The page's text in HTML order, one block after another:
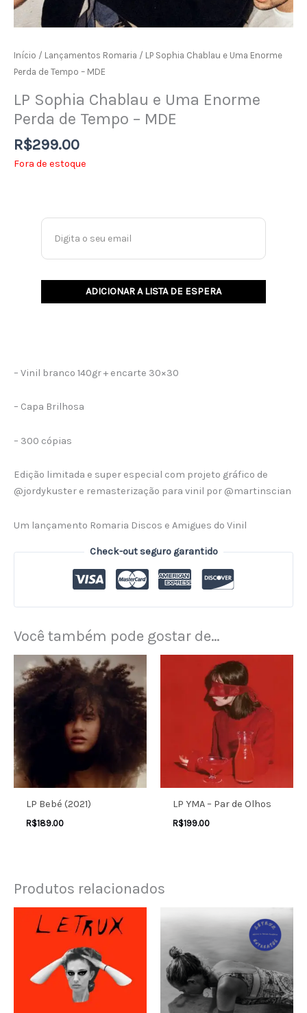
Início / Lançamentos Romaria / LP Sophia Chablau e Uma Enorme
Perda de Tempo – MDE
LP Sophia Chablau e Uma Enorme
Perda de Tempo – MDE
R$299.00
Fora de estoque
– Vinil branco 140gr + encarte 30×30
– Capa Brilhosa
– 300 cópias
Edição limitada e super especial com projeto gráfico de
@jordykuster e remasterização para vinil por @martinscian
Um lançamento Romaria Discos e Amigues do Vinil
Check-out seguro garantido
Você também pode gostar de…
LP Bebé (2021)
R$189.00
LP YMA – Par de Olhos
R$199.00
Produtos relacionados